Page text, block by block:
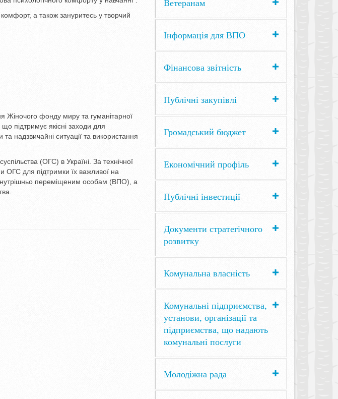
комфорт, а також зануритесь у творчий
Жіночого фонду миру та гуманітарної
підтримує якісні заходи для
надзвичайні ситуації та використання
(ОГС) в Україні. За технічної
ОГС для підтримки їх важливої на
внутрішньо переміщеним особам (ВПО), а
Ветеранам
Інформація для ВПО
Фінансова звітність
Публічні закупівлі
Громадський бюджет
Економічний профіль
Публічні інвестиції
Документи стратегічного
розвитку
Комунальна власність
Комунальні підприємства,
установи, організації та
підприємства, що надають
комунальні послуги
Молодіжна рада